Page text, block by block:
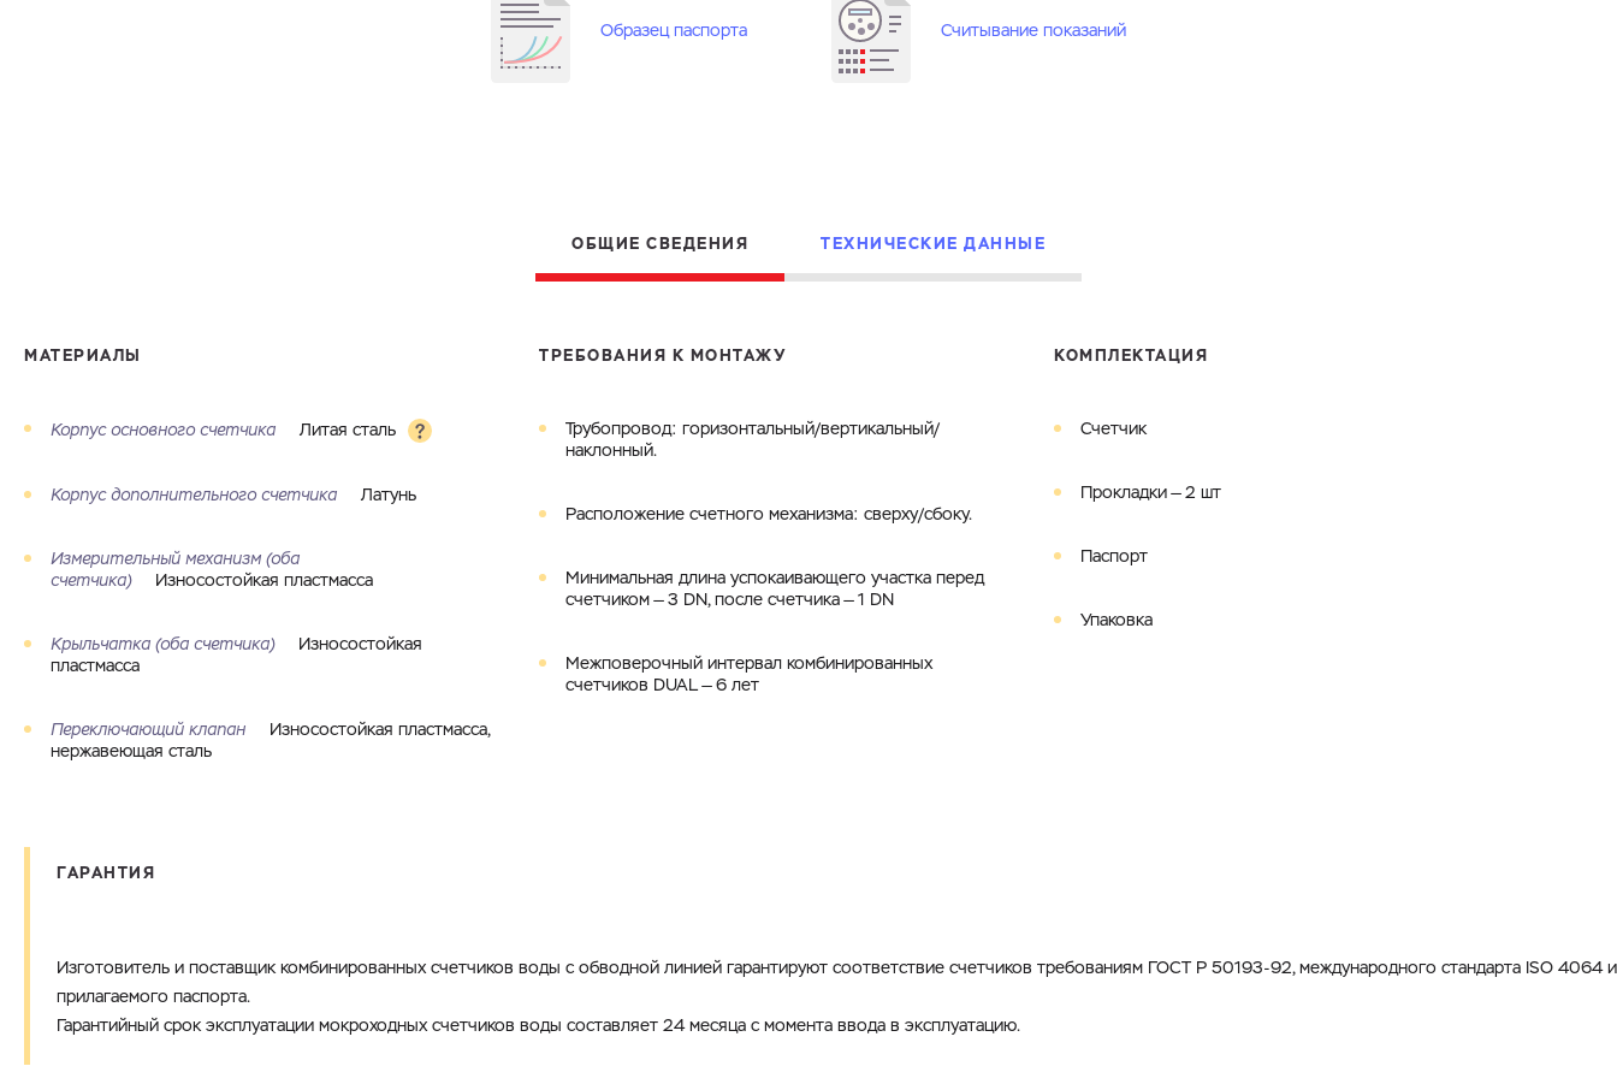
ОТПРАВИТЬ
Электронная почта Город
ГОТОВО
Образец паспорта Считывание показаний
ОБЩИЕ СВЕДЕНИЯ ТЕХНИЧЕСКИЕ ДАННЫЕ
МАТЕРИАЛЫ
Корпус основного счетчика Литая сталь
Корпус дополнительного счетчика Латунь
Измерительный механизм (оба
счетчика)
Износостойкая пластмасса
Крыльчатка (оба счетчика)
Износостойкая
пластмасса
Переключающий клапан
Износостойкая пластмасса,
нержавеющая сталь
ТРЕБОВАНИЯ К МОНТАЖУ
Трубопровод: горизонтальный/вертикальный/
наклонный.
Расположение счетного механизма: сверху/сбоку.
Минимальная длина успокаивающего участка перед
счетчиком — 3 DN, после счетчика — 1 DN
Межповерочный интервал комбинированных
счетчиков DUAL — 6 лет
КОМПЛЕКТАЦИЯ
Счетчик
Прокладки — 2 шт
Паспорт
Упаковка
ГАРАНТИЯ
Изготовитель и поставщик комбинированных счетчиков воды с обводной линией гарантируют соответствие счетчиков требованиям ГОСТ Р 50193-92, международного стандарта ISO 4064 и
прилагаемого паспорта.
Гарантийный срок эксплуатации мокроходных счетчиков воды составляет 24 месяца с момента ввода в эксплуатацию.